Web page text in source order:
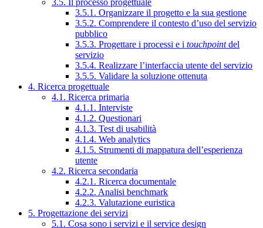
3.5. Il processo progettuale
3.5.1. Organizzare il progetto e la sua gestione
3.5.2. Comprendere il contesto d’uso del servizio
pubblico
3.5.3. Progettare i processi e i touchpointdel
servizio
3.5.4. Realizzare l’interfaccia utente del servizio
3.5.5. Validare la soluzione ottenuta
4. Ricerca progettuale
4.1. Ricerca primaria
4.1.1. Interviste
4.1.2. Questionari
4.1.3. Test di usabilità
4.1.4. Web analytics
4.1.5. Strumenti di mappatura dell’esperienza
utente
4.2. Ricerca secondaria
4.2.1. Ricerca documentale
4.2.2. Analisi benchmark
4.2.3. Valutazione euristica
5. Progettazione dei servizi
5.1. Cosa sono i servizi e il service design